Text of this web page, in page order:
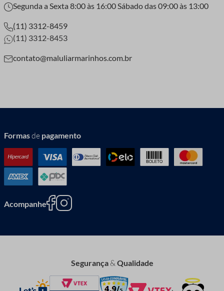
Segunda a Sexta 8:00 às 16:00 Sábado das 09:00 às 13:00
(11) 3312-8459
(11) 3312-8453
contato@maluliarmarinhos.com.br
Formasde pagamento
Acompanhe
Segurança&Qualidade